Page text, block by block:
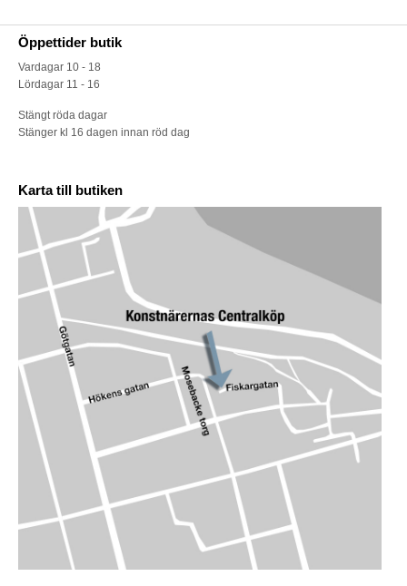
Öppettider butik
Vardagar 10 - 18
Lördagar 11 - 16
Stängt röda dagar
Stänger kl 16 dagen innan röd dag
Karta till butiken